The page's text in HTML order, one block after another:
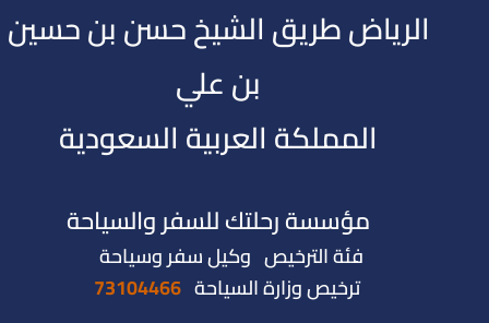
الرياض طريق الشيخ حسن بن حسين
بن علي
المملكة العربية السعودية
مؤسسة رحلتك للسفر والسياحة
فئة الترخيص وكيل سفر وسياحة
ترخيص وزارة السياحة 73104466